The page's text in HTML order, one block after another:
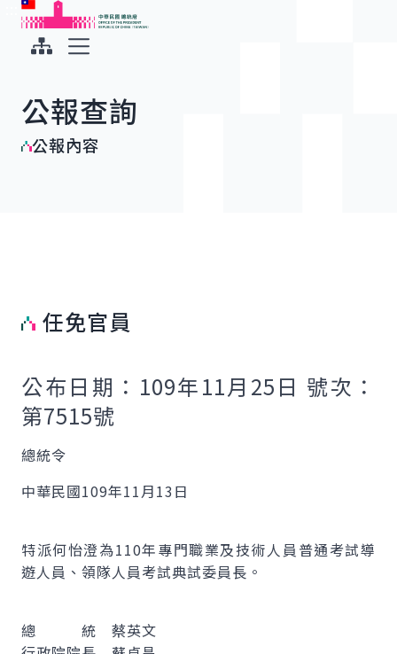
跳到主要內容
中華民國總統府
公報查詢
公報內容
任免官員
公布日期：109年11月25日 號次：
第7515號
總統令
中華民國109年11月13日
特派何怡澄為110年專門職業及技術人員普通考試導
遊人員、領隊人員考試典試委員長。
總 統 蔡英文